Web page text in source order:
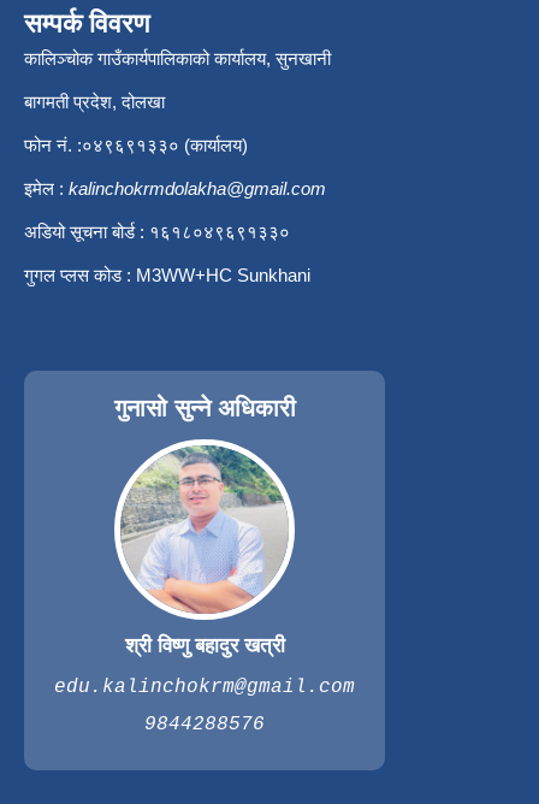
सम्पर्क विवरण
कालिञ्चोक गाउँकार्यपालिकाको कार्यालय, सुनखानी
बागमती प्रदेश, दोलखा
फोन नं. :०४९६९१३३० (कार्यालय)
इमेल : kalinchokrmdolakha@gmail.com
अडियो सूचना बोर्ड : १६१८०४९६९१३३०
गुगल प्लस कोड : M3WW+HC Sunkhani
गुनासो सुन्ने अधिकारी
श्री विष्णु बहादुर खत्री
edu.kalinchokrm@gmail.com
9844288576